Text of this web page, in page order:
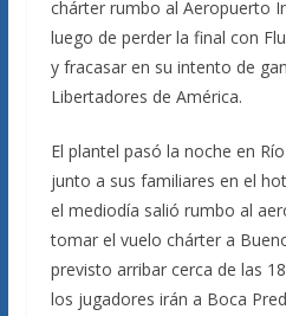
chárter rumbo al Aeropuerto
luego de perder la final con
y fracasar en su intento de
Libertadores de América.
El plantel pasó la noche en
junto a sus familiares en el
el mediodía salió rumbo al
tomar el vuelo chárter a
previsto arribar cerca de las
los jugadores irán a Boca